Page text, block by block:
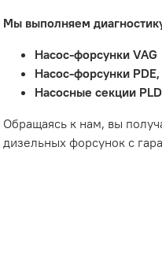
Мы выполняем
Насос-форсунки VAG
Насос-форсунки PDE,
Насосные секции PLD
Обращаясь к нам, вы
дизельных форсунок с